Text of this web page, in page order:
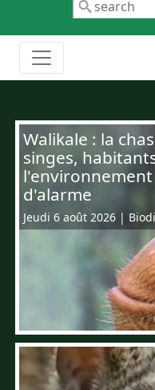
Walikale : la
singes,
d'alarme
Jeudi 6 août 2026 |